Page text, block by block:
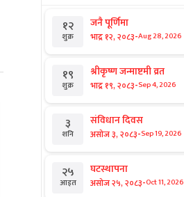
१२
शुक्र
जनै पूर्णिमा
भाद्र १२, २०८३-Aug 28, 2026
१९
शुक्र
श्रीकृष्ण जन्माष्टमी व्रत
भाद्र १९, २०८३-Sep 4, 2026
३
शनि
संविधान दिवस
असोज ३, २०८३-Sep 19, 2026
२५
आइत
घटस्थापना
असोज २५, २०८३-Oct 11, 2026